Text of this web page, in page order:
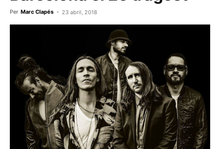
Per Marc Clapés - 23 abril, 2018